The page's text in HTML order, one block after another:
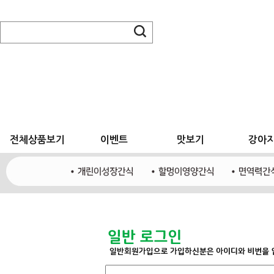
전체상품보기 이벤트 맛보기 강아